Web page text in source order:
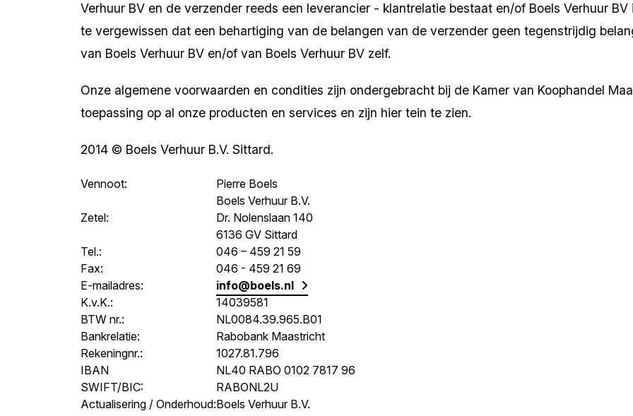
Verhuur BV en de verzender reeds een leverancier - klantrelatie bestaat en/of Boels Verhuur
te vergewissen dat een behartiging van de belangen van de verzender geen tegenstrijdig
van Boels Verhuur BV en/of van Boels Verhuur BV zelf.
Onze algemene voorwaarden en condities zijn ondergebracht bij de Kamer van Koophandel
toepassing op al onze producten en services en zijn hier tein te zien.
2014 © Boels Verhuur B.V. Sittard.
Vennoot: Pierre Boels
Zetel:
Boels Verhuur B.V.
Dr. Nolenslaan 140
6136 GV Sittard
Tel.:
046 – 459 21 59
Fax:
046 - 459 21 69
E-mailadres:
info@boels.nl
K.v.K.:
14039581
BTW nr.:
NL0084.39.965.B01
Bankrelatie:
Rabobank Maastricht
Rekeningnr.:
1027.81.796
IBAN
NL40 RABO 0102 7817 96
SWIFT/BIC:
RABONL2U
Actualisering / Onderhoud:Boels Verhuur B.V.